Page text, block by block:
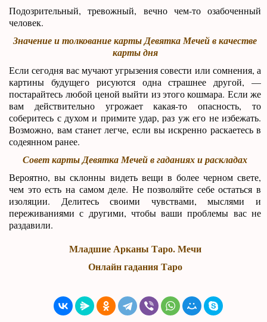
Подозрительный, тревожный, вечно чем-то озабоченный
человек.
Значение и толкование карты Девятка Мечей в качестве
карты дня
Если сегодня вас мучают угрызения совести или сомнения, а
картины будущего рисуются одна страшнее другой, —
постарайтесь любой ценой выйти из этого кошмара. Если же
вам действительно угрожает какая-то опасность, то
соберитесь с духом и примите удар, раз уж его не избежать.
Возможно, вам станет легче, если вы искренно раскаетесь в
содеянном ранее.
Совет карты Девятка Мечей в гаданиях и раскладах
Вероятно, вы склонны видеть вещи в более черном свете,
чем это есть на самом деле. Не позволяйте себе остаться в
изоляции. Делитесь своими чувствами, мыслями и
переживаниями с другими, чтобы ваши проблемы вас не
раздавили.
Младшие Арканы Таро. Мечи
Онлайн гадания Таро